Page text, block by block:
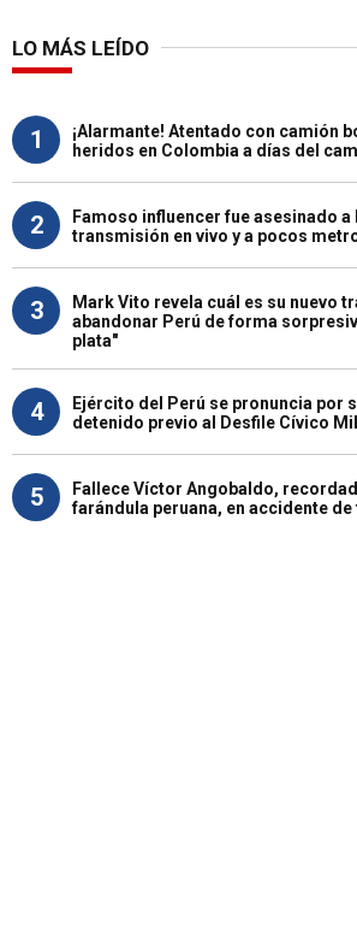
LO MÁS LEÍDO
1
¡Alarmante! Atentado con camión
heridos en Colombia a días del
2
Famoso influencer fue asesinado a
transmisión en vivo y a pocos
3
Mark Vito revela cuál es su nuevo
abandonar Perú de forma
plata"
4
Ejército del Perú se pronuncia por
detenido previo al Desfile Cívico
5
Fallece Víctor Angobaldo,
farándula peruana, en accidente